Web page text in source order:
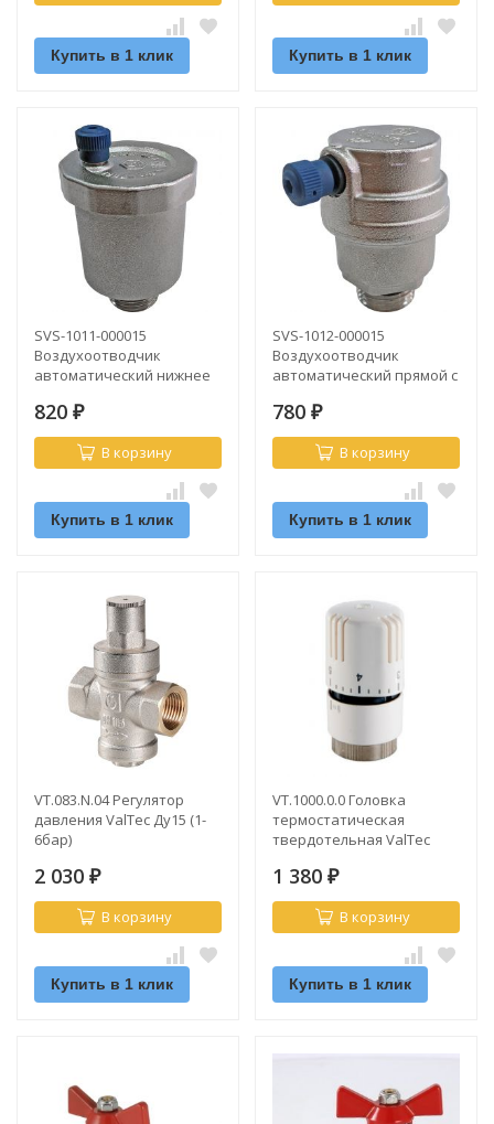
Купить в 1 клик Купить в 1 клик
SVS-1011-000015
Воздухоотводчик
автоматический нижнее
820 ₽
В корзину
Купить в 1 клик
SVS-1012-000015
Воздухоотводчик
автоматический прямой с
STOUT
780 ₽
В корзину
Купить в 1 клик
VT.083.N.04 Регулятор
давления ValTec Ду15 (1-
6бар)
2 030 ₽
В корзину
Купить в 1 клик
VT.1000.0.0 Головка
термостатическая
твердотельная ValTec
1 380 ₽
В корзину
Купить в 1 клик